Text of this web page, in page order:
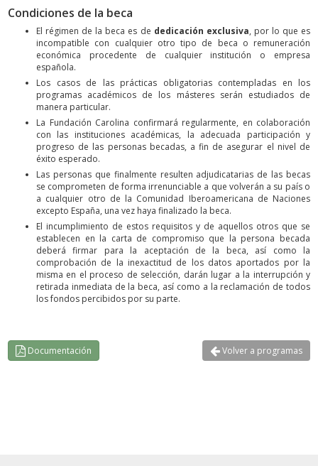
Condiciones de la beca
El régimen de la beca es de dedicación exclusiva, por lo que es
incompatible con cualquier otro tipo de beca o remuneración
económica procedente de cualquier institución o empresa
española.
Los casos de las prácticas obligatorias contempladas en los
programas académicos de los másteres serán estudiados de
manera particular.
La Fundación Carolina confirmará regularmente, en colaboración
con las instituciones académicas, la adecuada participación y
progreso de las personas becadas, a fin de asegurar el nivel de
éxito esperado.
Las personas que finalmente resulten adjudicatarias de las becas
se comprometen de forma irrenunciable a que volverán a su país o
a cualquier otro de la Comunidad Iberoamericana de Naciones
excepto España, una vez haya finalizado la beca.
El incumplimiento de estos requisitos y de aquellos otros que se
establecen en la carta de compromiso que la persona becada
deberá firmar para la aceptación de la beca, así como la
comprobación de la inexactitud de los datos aportados por la
misma en el proceso de selección, darán lugar a la interrupción y
retirada inmediata de la beca, así como a la reclamación de todos
los fondos percibidos por su parte.
Documentación Volver a programas